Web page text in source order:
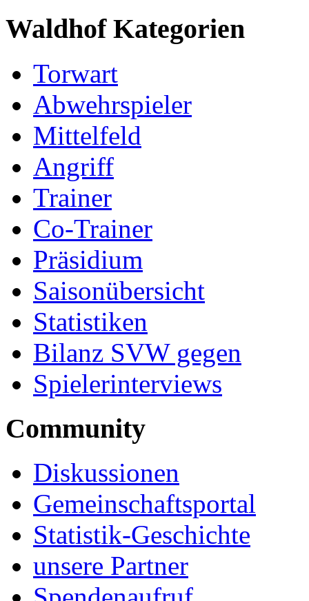
Waldhof Kategorien
Torwart
Abwehrspieler
Mittelfeld
Angriff
Trainer
Co-Trainer
Präsidium
Saisonübersicht
Statistiken
Bilanz SVW gegen
Spielerinterviews
Community
Diskussionen
Gemeinschaftsportal
Statistik-Geschichte
unsere Partner